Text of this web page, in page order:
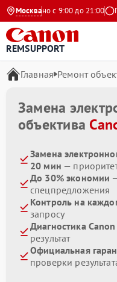
Москва
Ежедневно с 9:00 до 21:00
REMSUPPORT
Главная Ремонт
Замена
объектива
Замена
20 мин —
До 30% экономии
спецпредложения
Контроль на
запросу
Диагностика
результат
Официальная
проверки